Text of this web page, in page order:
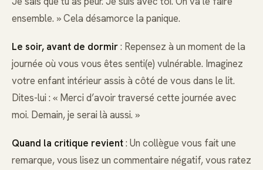
ensemble. » Cela désamorce la panique.
Le soir, avant de dormir: Repensez à un moment de la
journée où vous vous êtes senti(e) vulnérable. Imaginez
votre enfant intérieur assis à côté de vous dans le lit.
Dites-lui : « Merci d’avoir traversé cette journée avec
moi. Demain, je serai là aussi. »
Quand la critique revient: Un collègue vous fait une
remarque, vous lisez un commentaire négatif, vous ratez